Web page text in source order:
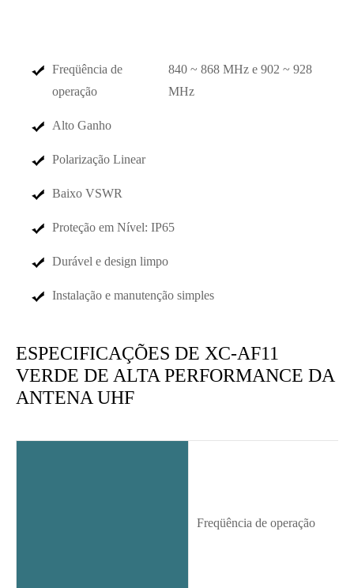
Freqüência de
operação
840 ~ 868 MHz e 902 ~ 928
MHz
Alto Ganho
Polarização Linear
Baixo VSWR
Proteção em Nível: IP65
Durável e design limpo
Instalação e manutenção simples
ESPECIFICAÇÕES DE XC-AF11
VERDE DE ALTA PERFORMANCE DA
ANTENA UHF
Freqüência de operação